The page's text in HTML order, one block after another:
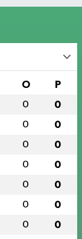
O P
0 0
0 0
0 0
0 0
0 0
0 0
0 0